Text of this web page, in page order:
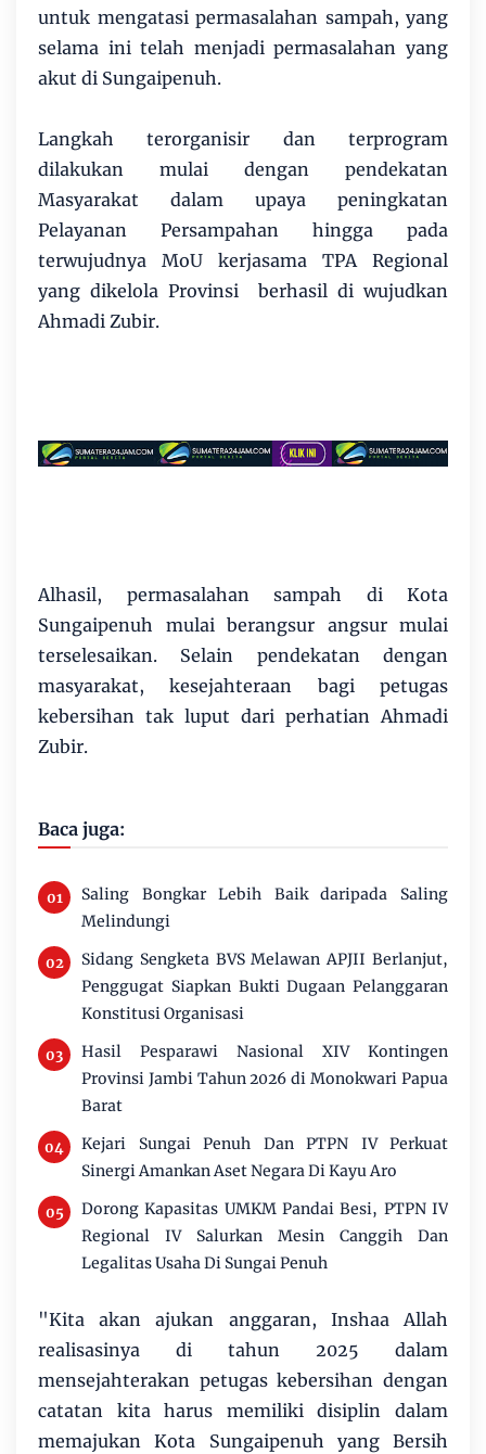
untuk mengatasi permasalahan sampah, yang
selama ini telah menjadi permasalahan yang
akut di Sungaipenuh.
Langkah terorganisir dan terprogram
dilakukan mulai dengan pendekatan
Masyarakat dalam upaya peningkatan
Pelayanan Persampahan hingga pada
terwujudnya MoU kerjasama TPA Regional
yang dikelola Provinsi berhasil di wujudkan
Ahmadi Zubir.
Alhasil, permasalahan sampah di Kota
Sungaipenuh mulai berangsur angsur mulai
terselesaikan. Selain pendekatan dengan
masyarakat, kesejahteraan bagi petugas
kebersihan tak luput dari perhatian Ahmadi
Zubir.
Baca juga:
Saling Bongkar Lebih Baik daripada Saling
Melindungi
Sidang Sengketa BVS Melawan APJII Berlanjut,
Penggugat Siapkan Bukti Dugaan Pelanggaran
Konstitusi Organisasi
Hasil Pesparawi Nasional XIV Kontingen
Provinsi Jambi Tahun 2026 di Monokwari Papua
Barat
Kejari Sungai Penuh Dan PTPN IV Perkuat
Sinergi Amankan Aset Negara Di Kayu Aro
Dorong Kapasitas UMKM Pandai Besi, PTPN IV
Regional IV Salurkan Mesin Canggih Dan
Legalitas Usaha Di Sungai Penuh
"Kita akan ajukan anggaran, Inshaa Allah
realisasinya di tahun 2025 dalam
mensejahterakan petugas kebersihan dengan
catatan kita harus memiliki disiplin dalam
memajukan Kota Sungaipenuh yang Bersih